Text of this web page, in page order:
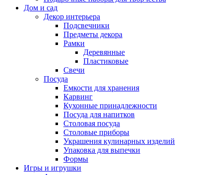
Дом и сад
Декор интерьера
Подсвечники
Предметы декора
Рамки
Деревянные
Пластиковые
Свечи
Посуда
Емкости для хранения
Карвинг
Кухонные принадлежности
Посуда для напитков
Столовая посуда
Столовые приборы
Украшения кулинарных изделий
Упаковка для выпечки
Формы
Игры и игрушки